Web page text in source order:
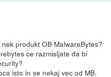
produkt OB MalwareBytes?
ce razmisljate da bi
isto in se nekaj vec od MB.